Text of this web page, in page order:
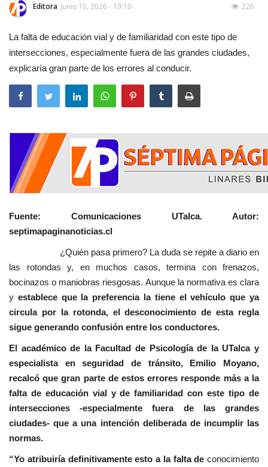
Editora Junio 10, 2026 - 19:10 226
La falta de educación vial y de familiaridad con este tipo de
intersecciones, especialmente fuera de las grandes ciudades,
explicaría gran parte de los errores al conducir.
Fuente: Comunicaciones UTalca. Autor:
septimapaginanoticias.cl
¿Quién pasa primero? La duda se repite a diario en
las rotondas y, en muchos casos, termina con frenazos,
bocinazos o maniobras riesgosas. Aunque la normativa es clara
y establece que la preferencia la tiene el vehículo que ya
circula por la rotonda, el desconocimiento de esta regla
sigue generando confusión entre los conductores.
El académico de la Facultad de Psicología de la UTalca y
especialista en seguridad de tránsito, Emilio Moyano,
recalcó que gran parte de estos errores responde más a la
falta de educación vial y de familiaridad con este tipo de
intersecciones -especialmente fuera de las grandes
ciudades- que a una intención deliberada de incumplir las
normas.
“Yo atribuiría definitivamente esto a la falta de conocimiento